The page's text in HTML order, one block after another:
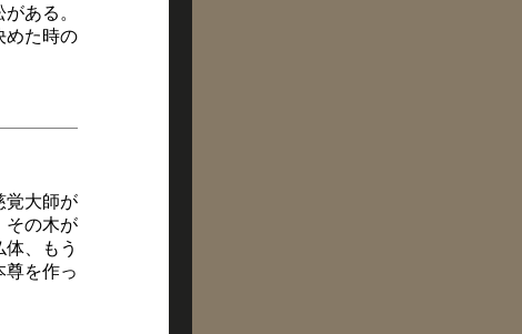
ある。
めた時の
覚大師が
その木が
、もう
尊を作っ